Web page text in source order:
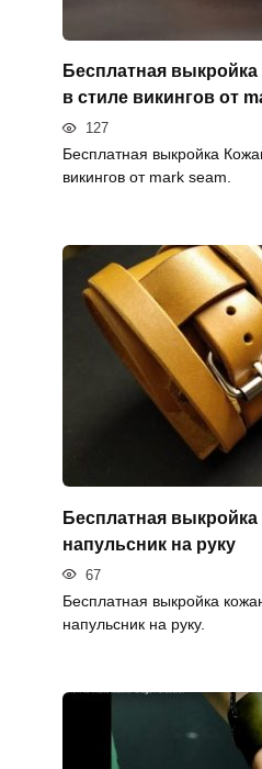
Бесплатная
в стиле викингов от
127
Бесплатная выкройка
викингов от mark seam.
Бесплатная
напульсник на руку
67
Бесплатная выкройка
напульсник на руку.